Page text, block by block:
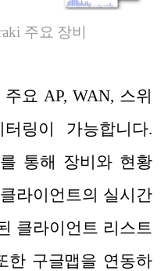
주요 장비
요 AP, WAN, 스위
링이 가능합니다.
통해 장비와 현황
라이언트의 실시간
클라이언트 리스트
한 구글맵을 연동하